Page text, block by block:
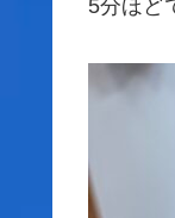
5分ほど